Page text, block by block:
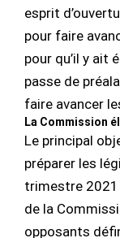
esprit
pour faire
pour qu’il y ait
passe de
faire avancer
La Commission
Le principal
préparer les
trimestre 2021
de la
opposants